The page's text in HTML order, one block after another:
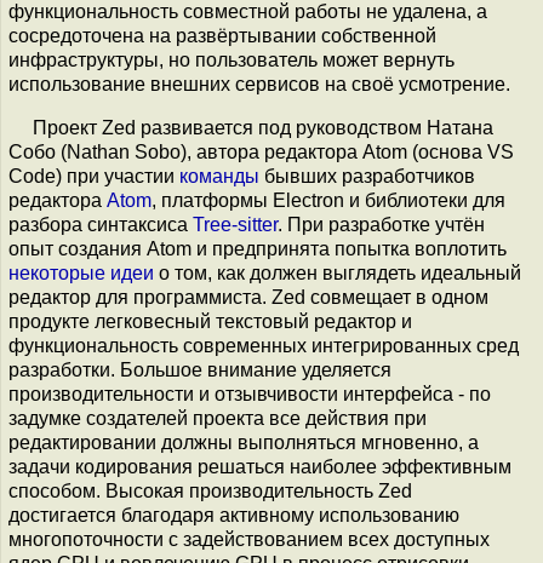
функциональность совместной работы не удалена, а
сосредоточена на развёртывании собственной
инфраструктуры, но пользователь может вернуть
использование внешних сервисов на своё усмотрение.
Проект Zed развивается под руководством Натана
Собо (Nathan Sobo), автора редактора Atom (основа VS
Code) при участии команды бывших разработчиков
редактора Atom, платформы Electron и библиотеки для
разбора синтаксиса Tree-sitter. При разработке учтён
опыт создания Atom и предпринята попытка воплотить
некоторые идеи о том, как должен выглядеть идеальный
редактор для программиста. Zed совмещает в одном
продукте легковесный текстовый редактор и
функциональность современных интегрированных сред
разработки. Большое внимание уделяется
производительности и отзывчивости интерфейса - по
задумке создателей проекта все действия при
редактировании должны выполняться мгновенно, а
задачи кодирования решаться наиболее эффективным
способом. Высокая производительность Zed
достигается благодаря активному использованию
многопоточности с задействованием всех доступных